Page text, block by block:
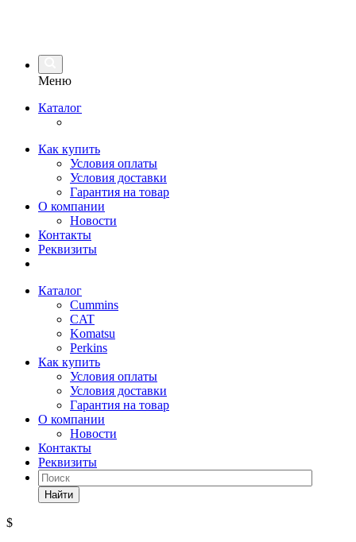
Меню
Каталог
Как купить
Условия оплаты
Условия доставки
Гарантия на товар
О компании
Новости
Контакты
Реквизиты
Каталог
Cummins
CAT
Komatsu
Perkins
Как купить
Условия оплаты
Условия доставки
Гарантия на товар
О компании
Новости
Контакты
Реквизиты
Найти
$